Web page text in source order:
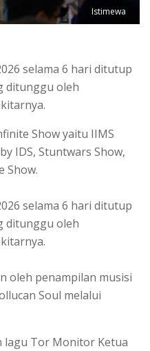
Istimewa
selama 6 hari ditutup
ditunggu oleh
Show yaitu IIMS
IDS, Stuntwars Show,
Show.
selama 6 hari ditutup
ditunggu oleh
oleh penampilan musisi
Soul melalui
lagu Tor Monitor Ketua